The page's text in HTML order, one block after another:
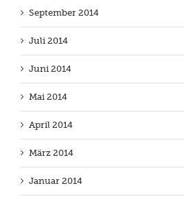
September 2014
Juli 2014
Juni 2014
Mai 2014
April 2014
März 2014
Januar 2014